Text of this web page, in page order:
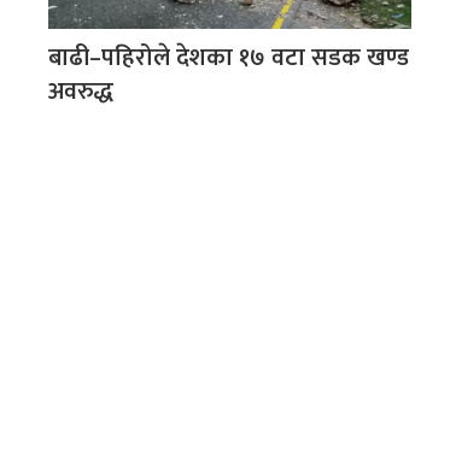
बाढी–पहिरोले देशका १७ वटा सडक खण्ड
अवरुद्ध